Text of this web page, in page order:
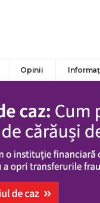
Opinii